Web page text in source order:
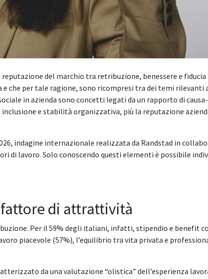
del marchio tra retribuzione, benessere e
che per tale ragione, sono ricompresi tra dei temi
in azienda sono concetti legati da un rapporto di
e stabilità organizzativa, più la reputazione
indagine internazionale realizzata da Randstad in
lavoro. Solo conoscendo questi elementi è possibile
di attrattività
Per il 59% degli italiani, infatti, stipendio e benefit
piacevole (57%), l’equilibrio tra vita privata e
da una valutazione “olistica” dell’esperienza